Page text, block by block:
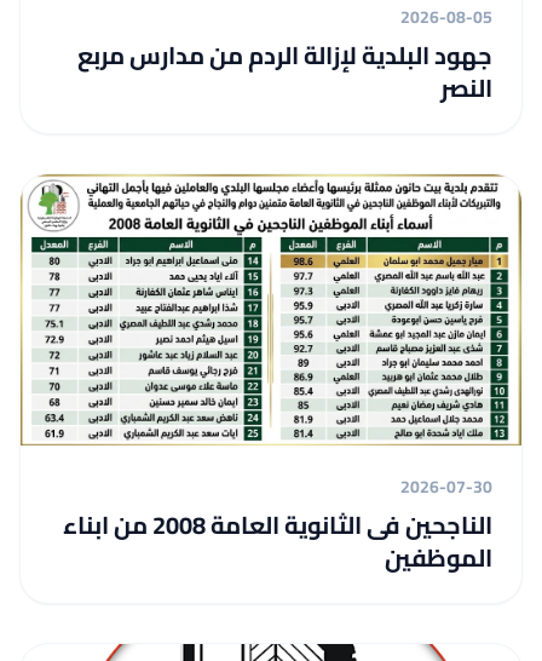
2026-08-05
جهود البلدية لإزالة الردم من مدارس مربع
النصر
2026-07-30
الناجحين فى الثانوية العامة 2008 من ابناء
الموظفين